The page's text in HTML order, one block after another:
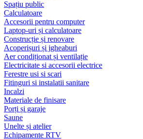
Spațiu public
Calculatoare
Accesorii pentru computer
Laptop-uri și calculatoare
Construcție și renovare
Acoperișuri și jgheaburi
Aer condiționat și ventilație
Electricitate si accesorii electrice
Ferestre usi si scari
Fitinguri si instalatii sanitare
Incalzi
Materiale de finisare
Porți și garaje
Saune
Unelte și atelier
Echipamente RTV